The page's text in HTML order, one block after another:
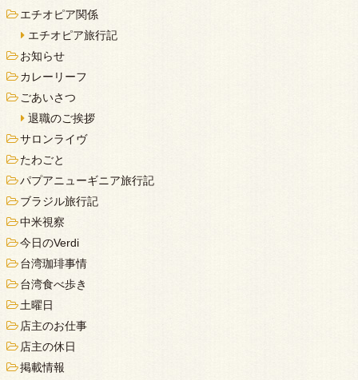
エチオピア関係
エチオピア旅行記
お知らせ
カレーリーフ
ごあいさつ
退職のご挨拶
サロンライヴ
たわごと
パプアニューギニア旅行記
ブラジル旅行記
中米視察
今日のVerdi
台湾珈琲事情
台湾食べ歩き
土曜日
店主のお仕事
店主の休日
掲載情報